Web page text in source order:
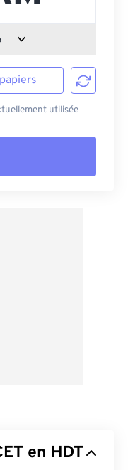
utilisée
en HDT